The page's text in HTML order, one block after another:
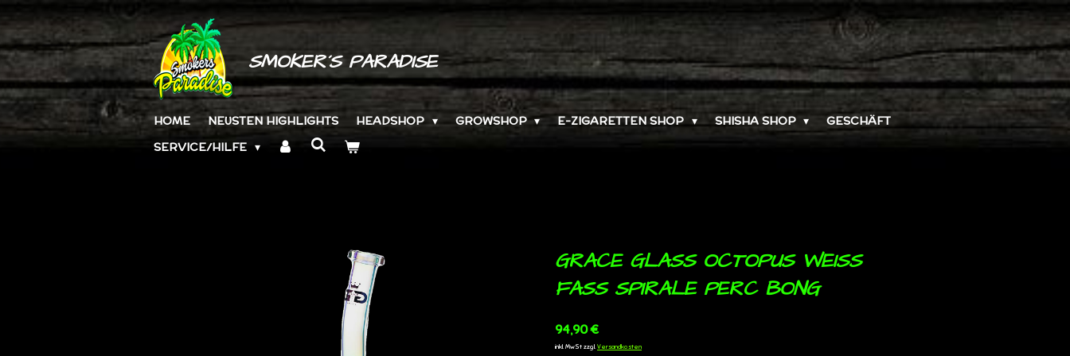
Zum
Hauptinhalt
springen
SMOKER´S PARADISE
HOME NEUSTEN HIGHLIGHTS HEADSHOP GROWSHOP E-ZIGARETTEN SHOP SHISHA SHOP
GESCHÄFT
SERVICE/HILFE
GRACE GLASS OCTOPUS WEISS F
ASS SPIRALE PERC BONG
94,90 €
inkl. MwSt zzgl. Versandkosten